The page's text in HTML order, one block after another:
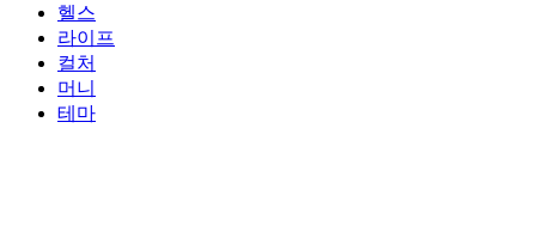
헬스
라이프
컬처
머니
테마